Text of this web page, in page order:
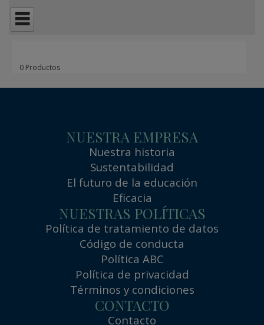
0 Productos
NUESTRA EMPRESA
Nuestra historia
Sustentabilidad
El futuro de la educación
Eficacia
NUESTRAS POLÍTICAS
Política de tratamiento de datos
Código de conducta
Política ABC
Política de privacidad
Términos y condiciones
CONTACTO
Contacto